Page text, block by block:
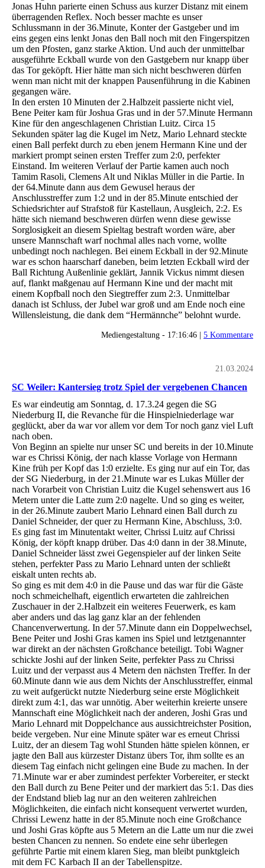
Jonas Huhn parierte einen Schuss aus kurzer Distanz mit einem
überragenden Reflex. Noch besser machte es unser
Schlussmann in der 36.Minute, Konter der Gastgeber und im
eins gegen eins lenkt Jonas den Ball noch mit den Fingerspitzen
um den Pfosten, ganz starke Aktion. Und auch der unmittelbar
ausgeführte Eckball wurde von den Gastgebern nur knapp über
das Tor geköpft. Hier hätte man sich nicht beschweren dürfen
wenn man nicht mit der knappen Pausenführung in die Kabinen
gegangen wäre.
In den ersten 10 Minuten der 2.Halbzeit passierte nicht viel,
Bene Peiter kam für Joshua Gras und in der 57.Minute Hermann
Kine für den angeschlagenen Christian Luitz. Circa 15
Sekunden später lag die Kugel im Netz, Mario Lehnard steckte
einen Ball perfekt durch zu eben jenem Hermann Kine und der
markiert prompt seinen ersten Treffer zum 2:0, perfekter
Einstand. Im weiteren Verlauf der Partie kamen auch noch
Tamim Rasoli, Clemens Alt und Niklas Müller in die Partie. In
der 64.Minute dann aus dem Gewusel heraus der
Anschlusstreffer zum 1:2 und in der 85.Minute entschied der
Schiedsrichter auf Strafstoß für Kastellaun, Ausgleich, 2:2. Es
hätte sich niemand beschweren dürfen wenn diese gewisse
Sorglosigkeit an diesem Spieltag bestraft worden wäre, aber
unsere Mannschaft warf nochmal alles nach vorne, wollte
unbedingt noch nachlegen. Bei einem Eckball in der 92.Minute
war es schon haarscharf daneben, beim letzten Eckball wird der
Ball Richtung Außenlinie geklärt, Jannik Vickus nimmt diesen
auf, flankt maßgenau auf Hermann Kine und der macht mit
einem Kopfball noch den Siegtreffer zum 2:3. Unmittelbar
danach ist Schluss, der Jubel war groß und am Ende noch eine
Willensleistung, die dank dem “Hermännche” belohnt wurde.
Mediengestaltung - 17:16:46 | 5 Kommentare
21.03.2024
SC Weiler: Kantersieg trotz Spiel der vergebenen Chancen
Es war eindeutig am Sonntag, d. 17.3.24 gegen die SG
Niederburg II, die Revanche für die Hinspielniederlage war
geglückt, aber da war vor allem vor dem Tor noch ganz viel Luft
nach oben.
Von Beginn an spielte nur unser SC und bereits in der 10.Minute
war es Chrissi König, der nach klasse Vorlage von Hermann
Kine früh per Kopf das 1:0 erzielte. Es ging nur auf ein Tor, das
der SG Niederburg, in der 21.Minute war es Lukas Müller der
nach Vorarbeit von Christian Luitz die Kugel sehenswert aus 16
Metern unter die Latte zum 2:0 nagelte. Und so ging es weiter,
in der 26.Minute zaubert Mario Lehnard einen Ball durch zu
Daniel Schneider, der quer zu Hermann Kine, Abschluss, 3:0.
Es ging fast im Minutentakt weiter, Chrissi Luitz auf Chrissi
König, der köpft knapp drüber. Das 4:0 dann in der 38.Minute,
Daniel Schneider lässt zwei Gegenspieler auf der linken Seite
stehen, perfekter Pass zu Mario Lehnard unten der schließt
eiskalt unten rechts ab.
So ging es mit dem 4:0 in die Pause und das war für die Gäste
noch schmeichelhaft, eigentlich erwarteten die zahlreichen
Zuschauer in der 2.Halbzeit ein weiteres Feuerwerk, es kam
aber anders und das lag ganz klar an der fehlenden
Chancenverwertung. In der 57.Minute dann ein Doppelwechsel,
Bene Peiter und Joshi Gras kamen ins Spiel und letztgenannter
war direkt an der nächsten Großchance beteiligt. Tobi Wagner
schickte Joshi auf der linken Seite, perfekter Pass zu Chrissi
Luitz und der verpasst aus 4 Metern den nächsten Treffer. In der
60.Minute dann wie aus dem Nichts der Anschlusstreffer, einmal
zu weit aufgerückt nutzte Niederburg seine erste Möglichkeit
direkt zum 4:1, das war unnötig. Aber weiterhin kreierte unsere
Mannschaft eine Möglichkeit nach der anderen, Joshi Gras und
Mario Lehnard mit Doppelchance aus aussichtreichster Position,
beide vergeben. Nur eine Minute später war es erneut Chrissi
Luitz, der an diesem Tag wohl Stunden hätte spielen können, er
jagte den Ball aus kürzester Distanz übers Tor, ihm sollte es an
diesem Tag einfach nicht gelingen eine Bude zu machen. In der
71.Minute war er aber zumindest perfekter Vorbereiter, er steckt
den Ball durch zu Bene Peiter und der markiert das 5:1. Das dies
der Endstand blieb lag nur an den weiteren zahlreichen
Möglichkeiten, die einfach nicht konsequent verwertet wurden,
Chrissi Lewenz hatte in der 85.Minute noch eine Großchance
und Joshi Gras köpfte aus 5 Metern an die Latte um nur die zwei
besten Chancen zu nennen. So endete eine sehr überlegen
geführte Partie mit einem klaren Sieg, man bleibt punktgleich
mit dem FC Karbach II an der Tabellenspitze.